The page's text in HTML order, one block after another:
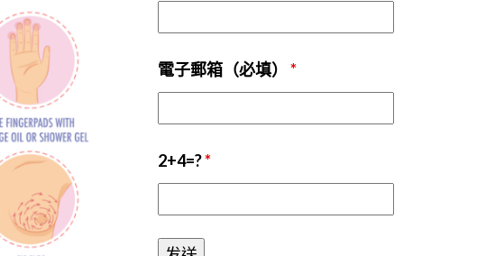
電子郵箱（必填） *
2+4=?*